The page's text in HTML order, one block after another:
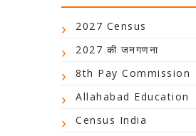
2027 Census
2027 की जनगणना
8th Pay Commission
Allahabad Education
Census India